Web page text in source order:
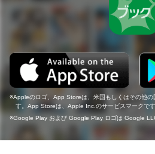
Appleのロゴ、App Storeは、米国もしくはその他
す。App Storeは、Apple Inc.のサービスマークです
Google Play および Google Play ロゴは Google